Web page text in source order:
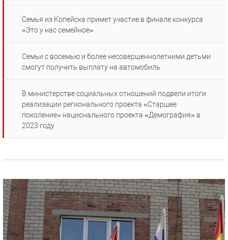
Семья из Копейска примет участие в финале конкурса
«Это у нас семейное»
Семьи с восемью и более несовершеннолетними детьми
смогут получить выплату на автомобиль
В министерстве социальных отношений подвели итоги
реализации регионального проекта «Старшее
поколение» национального проекта «Демография» в
2023 году